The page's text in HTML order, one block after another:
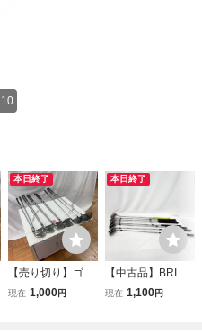
10
本日終了
【売り切り】ゴル
フクラブ まとめ
現在 1,000円
本日終了
【中古品】BRIDG
ESTONE ゴルフク
現在 1,100円